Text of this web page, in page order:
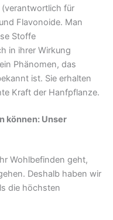
(verantwortlich für
Flavonoide. Man
Stoffe
in ihrer Wirkung
Phänomen, das
ist. Sie erhalten
Kraft der Hanfpflanze.
können: Unser
Wohlbefinden geht,
Deshalb haben wir
die höchsten